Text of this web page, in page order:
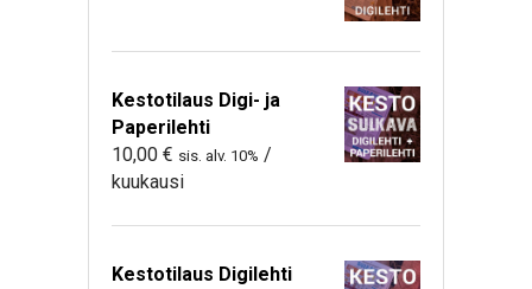
Kestotilaus Digi- ja
Paperilehti
10,00 € sis. alv. 10% /
kuukausi
Kestotilaus Digilehti